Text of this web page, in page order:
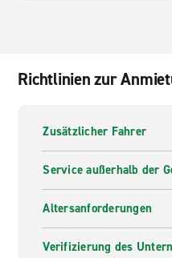
Richtlinien zur
Zusätzlicher Fahrer
Service außerhalb der
Altersanforderungen
Verifizierung des